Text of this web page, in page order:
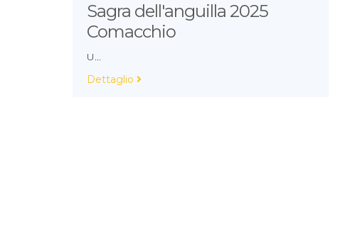
Sagra dell'anguilla 2025
Comacchio
U...
Dettaglio